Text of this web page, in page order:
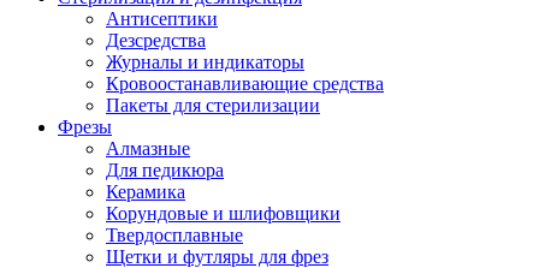
Антисептики
Дезсредства
Журналы и индикаторы
Кровоостанавливающие средства
Пакеты для стерилизации
Фрезы
Алмазные
Для педикюра
Керамика
Корундовые и шлифовщики
Твердосплавные
Щетки и футляры для фрез